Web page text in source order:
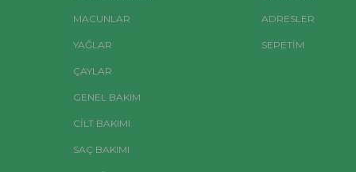
MACUNLAR
YAĞLAR
ÇAYLAR
GENEL BAKIM
CİLT BAKIMI
SAÇ BAKIMI
ADRESLER
SEPETIM